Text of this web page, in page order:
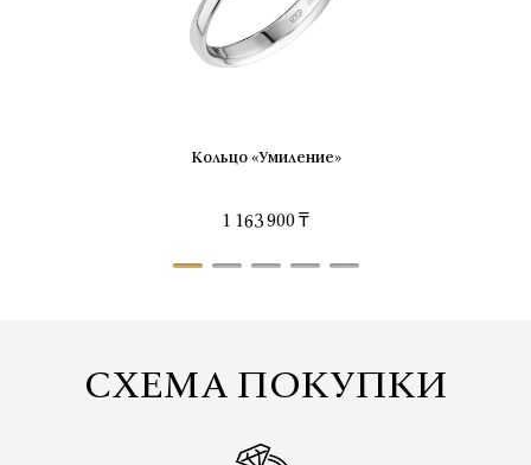
Кольцо «Умиление»
1 163 900 ₸
СХЕМА ПОКУПКИ